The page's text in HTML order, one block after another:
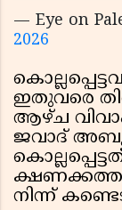
— Eye on
2026
ഇതുവരെ
ആഴ്ച
ജവാദ്
നിന്ന്